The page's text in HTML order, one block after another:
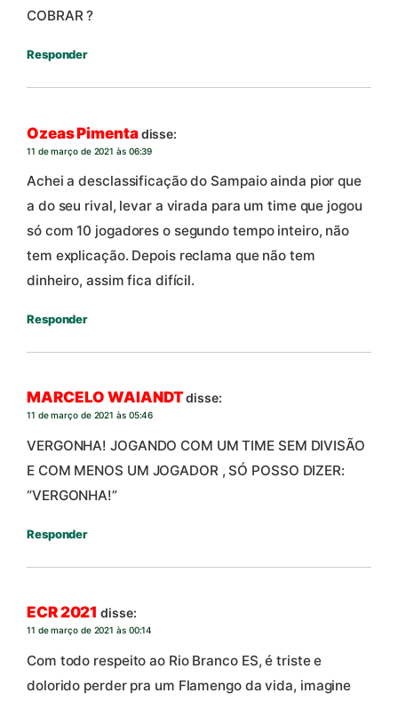
COBRAR ?
Responder
Ozeas Pimentadisse:
11 de março de 2021 às 06:39
Achei a desclassificação do Sampaio ainda pior que
a do seu rival, levar a virada para um time que jogou
só com 10 jogadores o segundo tempo inteiro, não
tem explicação. Depois reclama que não tem
dinheiro, assim fica difícil.
Responder
MARCELO WAIANDTdisse:
11 de março de 2021 às 05:46
VERGONHA! JOGANDO COM UM TIME SEM DIVISÃO
E COM MENOS UM JOGADOR , SÓ POSSO DIZER:
“VERGONHA!”
Responder
ECR 2021 disse:
11 de março de 2021 às 00:14
Com todo respeito ao Rio Branco ES, é triste e
dolorido perder pra um Flamengo da vida, imagine